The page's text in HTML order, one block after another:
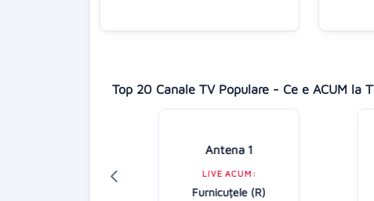
Top 20 Canale TV Populare - Ce e ACUM la
Antena 1
LIVE ACUM:
Furnicuțele (R)